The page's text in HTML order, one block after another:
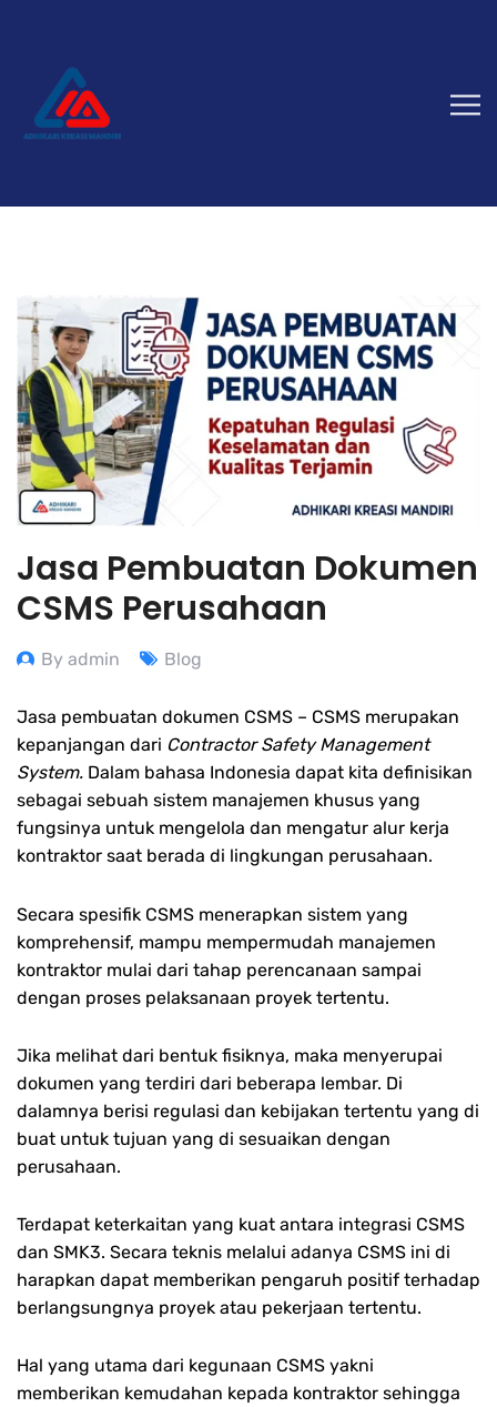
Jasa Pembuatan Dokumen
CSMS Perusahaan
By admin Blog
Jasa pembuatan dokumen CSMS – CSMS merupakan
kepanjangan dari Contractor Safety Management
System. Dalam bahasa Indonesia dapat kita definisikan
sebagai sebuah sistem manajemen khusus yang
fungsinya untuk mengelola dan mengatur alur kerja
kontraktor saat berada di lingkungan perusahaan.
Secara spesifik CSMS menerapkan sistem yang
komprehensif, mampu mempermudah manajemen
kontraktor mulai dari tahap perencanaan sampai
dengan proses pelaksanaan proyek tertentu.
Jika melihat dari bentuk fisiknya, maka menyerupai
dokumen yang terdiri dari beberapa lembar. Di
dalamnya berisi regulasi dan kebijakan tertentu yang di
buat untuk tujuan yang di sesuaikan dengan
perusahaan.
Terdapat keterkaitan yang kuat antara integrasi CSMS
dan SMK3. Secara teknis melalui adanya CSMS ini di
harapkan dapat memberikan pengaruh positif terhadap
berlangsungnya proyek atau pekerjaan tertentu.
Hal yang utama dari kegunaan CSMS yakni
memberikan kemudahan kepada kontraktor sehingga